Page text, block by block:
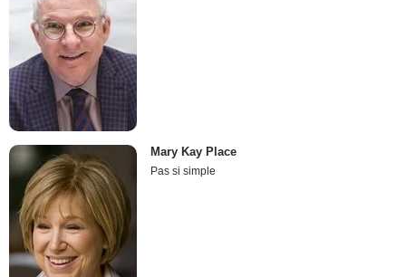
Mary Kay Place
Pas si simple